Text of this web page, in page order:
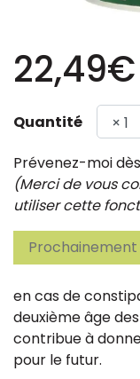
22,49€
Quantité
Prévenez-moi
(Merci de vous
utiliser cette
en cas de
deuxième âge
contribue à
pour le futur.